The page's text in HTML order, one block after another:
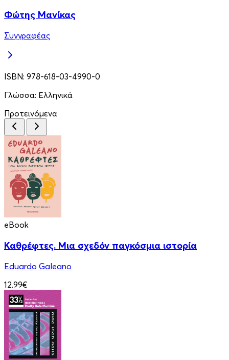
Φώτης Μανίκας
Συγγραφέας
ISBN: 978-618-03-4990-0
Γλώσσα: Ελληνικά
Προτεινόμενα
eBook
Καθρέφτες. Μια σχεδόν παγκόσμια ιστορία
Eduardo Galeano
12.99€